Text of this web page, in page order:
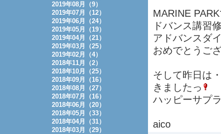
MARINE
ドバンス講習
アドバンスダ
おめでとうご
そして昨日は
きましたっ
ハッピーサプ
aico
2019年08月（9）
2019年07月（12）
2019年06月（24）
2019年05月（19）
2019年04月（21）
2019年03月（25）
2019年02月（4）
2018年11月（2）
2018年10月（25）
2018年09月（16）
2018年08月（27）
2018年07月（16）
2018年06月（20）
2018年05月（33）
2018年04月（31）
2018年03月（29）